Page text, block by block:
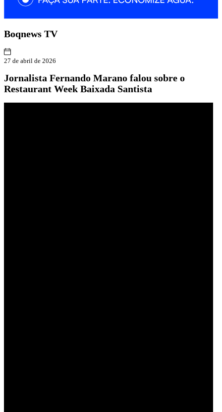
Boqnews TV
27 de abril de 2026
Jornalista Fernando Marano falou sobre o
Restaurant Week Baixada Santista